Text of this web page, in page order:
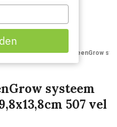
BlackSatino GreenGrow
systeem
507 vel